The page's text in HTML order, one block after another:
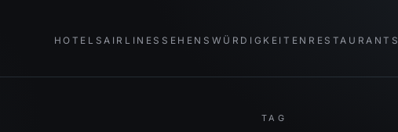
HOTELS AIRLINES SEHENSWÜRDIGKEITEN RESTAURANTS
TAG